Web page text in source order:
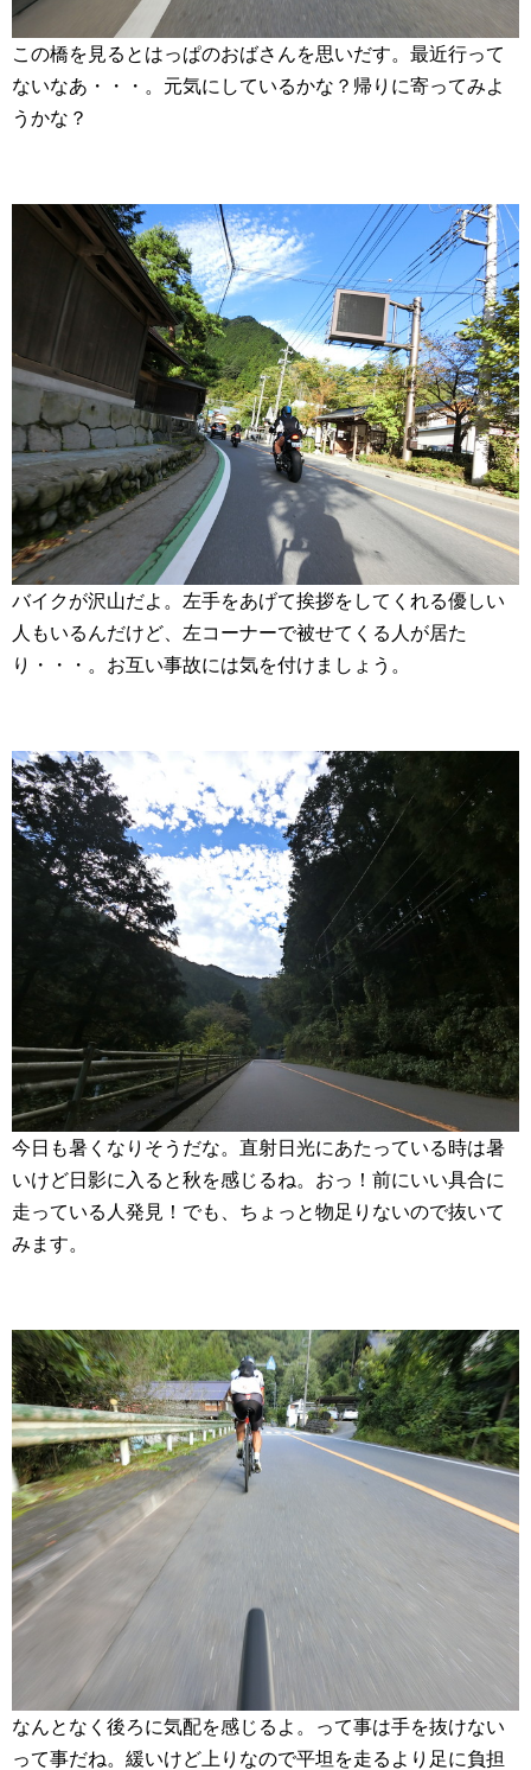
この橋を見るとはっぱのおばさんを思いだす。最近行って
ないなあ・・・。元気にしているかな？帰りに寄ってみよ
うかな？
バイクが沢山だよ。左手をあげて挨拶をしてくれる優しい
人もいるんだけど、左コーナーで被せてくる人が居た
り・・・。お互い事故には気を付けましょう。
今日も暑くなりそうだな。直射日光にあたっている時は暑
いけど日影に入ると秋を感じるね。おっ！前にいい具合に
走っている人発見！でも、ちょっと物足りないので抜いて
みます。
なんとなく後ろに気配を感じるよ。って事は手を抜けない
って事だね。緩いけど上りなので平坦を走るより足に負担